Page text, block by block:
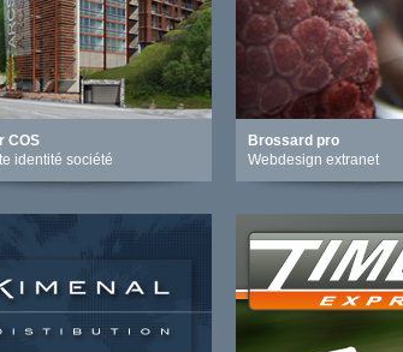
COS
identité société
Brossard pro
Webdesign extranet